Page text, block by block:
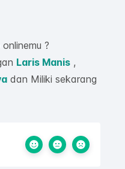
?
Laris Manis ,
dan Miliki sekarang